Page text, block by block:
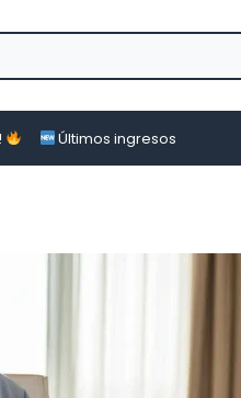
Últimos ingresos